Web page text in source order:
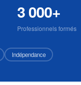
3 000+
Professionnels formés
Indépendance